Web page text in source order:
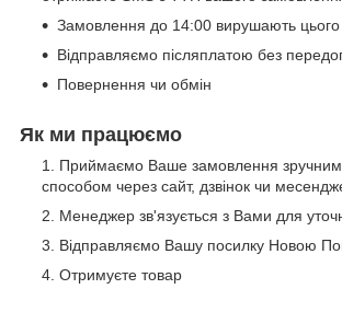
Замовлення до 14:00 вирушають
Відправляємо післяплатою без
Повернення чи обмін
Як ми працюємо
Приймаємо Ваше замовлення
способом через сайт, дзвінок чи
Менеджер зв'язується з Вами для
Відправляємо Вашу посилку Новою
Отримуєте товар